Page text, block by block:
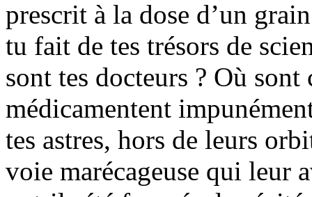
prescrit à la dose d’un
tu fait de tes trésors de
sont tes docteurs ? Où
médicamentent
tes astres, hors de leurs
voie marécageuse qui leur